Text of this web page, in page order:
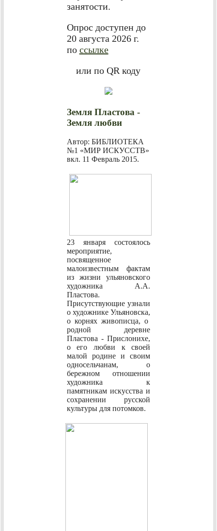
занятости.
Опрос доступен до
20 августа 2026 г.
по ссылке
или по QR коду
Земля Пластова -
Земля любви
Автор: БИБЛИОТЕКА
№1 «МИР ИСКУССТВ»
вкл. 11 Февраль 2015.
23 января состоялось
мероприятие,
посвященное
малоизвестным фактам
из жизни ульяновского
художника А.А.
Пластова.
Присутствующие узнали
о художнике Ульяновска,
о корнях живописца, о
родной деревне
Пластова - Прислонихе,
о его любви к своей
малой родине и своим
односельчанам, о
бережном отношении
художника к
памятникам искусства и
сохранении русской
культуры для потомков.